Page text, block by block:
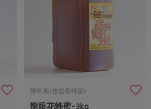
一籃菜真心話
陳明旭(佳昌養蜂園)
龍眼花蜂蜜-3kg